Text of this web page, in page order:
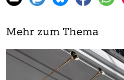
Mehr zum Thema